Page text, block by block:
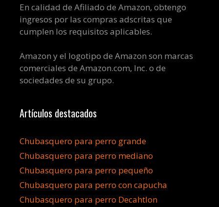
En calidad de Afiliado de Amazon, obtengo
ingresos por las compras adscritas que
cumplen los requisitos aplicables.
Amazon y el logotipo de Amazon son marcas
comerciales de Amazon.com, Inc. o de
sociedades de su grupo.
Artículos destacados
Chubasquero para perro grande
Chubasquero para perro mediano
Chubasquero para perro pequeño
Chubasquero para perro con capucha
Chubasquero para perro Decahtlon